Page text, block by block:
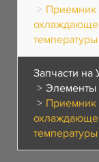
Приемник
температуры
Запчасти на
Элементы
Приемник
температуры